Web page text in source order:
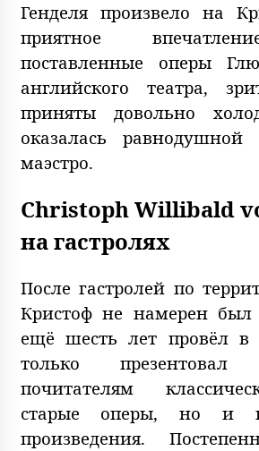
Генделя произвело на
приятное
поставленные оперы
английского театра,
приняты довольно
оказалась равнодушной
маэстро.
Christoph Willibald
на гастролях
После гастролей по
Кристоф не намерен был
ещё шесть лет провёл
только презентовал
почитателям
старые оперы, но и
произведения.